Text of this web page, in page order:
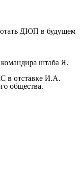
ДЮП в будущем
штаба Я.
в отставке И.А.
общества.